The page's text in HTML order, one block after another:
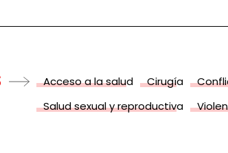
Acceso a la salud Cirugía
Salud sexual y reproductiva